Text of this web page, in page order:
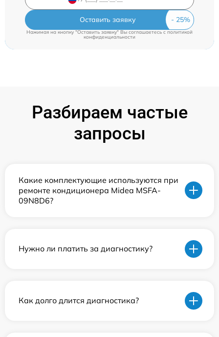
Оставить заявку
Нажимая на кнопку "Оставить заявку" Вы соглашаетесь cполитикой
конфиденциальности
Разбираем частые
запросы
Какие комплектующие используются при
ремонте кондиционера Midea MSFA-
09N8D6?
Нужно ли платить за диагностику?
Как долго длится диагностика?